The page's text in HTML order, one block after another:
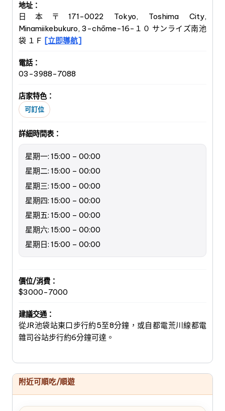
地址：
日本〒171-0022 Tokyo, Toshima City,
Minamiikebukuro, 3-chōme−16−１０ サンライズ南池
袋 １Ｆ [立即導航]
電話：
03-3988-7088
店家特色：
可訂位
詳細時間表：
星期一: 15:00 – 00:00
星期二: 15:00 – 00:00
星期三: 15:00 – 00:00
星期四: 15:00 – 00:00
星期五: 15:00 – 00:00
星期六: 15:00 – 00:00
星期日: 15:00 – 00:00
價位/消費：
$3000-7000
建議交通：
從JR池袋站東口步行約5至8分鐘，或自都電荒川線都電
雜司谷站步行約6分鐘可達。
附近可順吃/順遊